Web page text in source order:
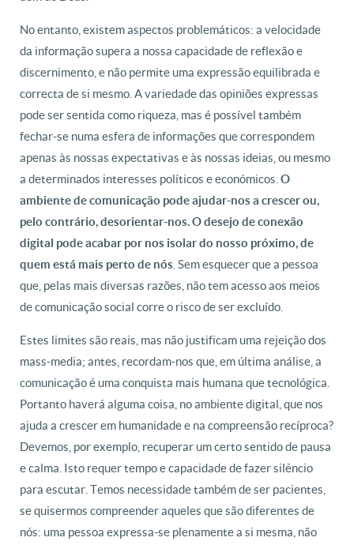
No entanto, existem aspectos problemáticos: a velocidade
da informação supera a nossa capacidade de reflexão e
discernimento, e não permite uma expressão equilibrada e
correcta de si mesmo. A variedade das opiniões expressas
pode ser sentida como riqueza, mas é possível também
fechar-se numa esfera de informações que correspondem
apenas às nossas expectativas e às nossas ideias, ou mesmo
a determinados interesses políticos e económicos. O
ambiente de comunicação pode ajudar-nos a crescer ou,
pelo contrário, desorientar-nos. O desejo de conexão
digital pode acabar por nos isolar do nosso próximo, de
quem está mais perto de nós . Sem esquecer que a pessoa
que, pelas mais diversas razões, não tem acesso aos meios
de comunicação social corre o risco de ser excluído.
Estes limites são reais, mas não justificam uma rejeição dos
mass-media; antes, recordam-nos que, em última análise, a
comunicação é uma conquista mais humana que tecnológica.
Portanto haverá alguma coisa, no ambiente digital, que nos
ajuda a crescer em humanidade e na compreensão recíproca?
Devemos, por exemplo, recuperar um certo sentido de pausa
e calma. Isto requer tempo e capacidade de fazer silêncio
para escutar. Temos necessidade também de ser pacientes,
se quisermos compreender aqueles que são diferentes de
nós: uma pessoa expressa-se plenamente a si mesma, não